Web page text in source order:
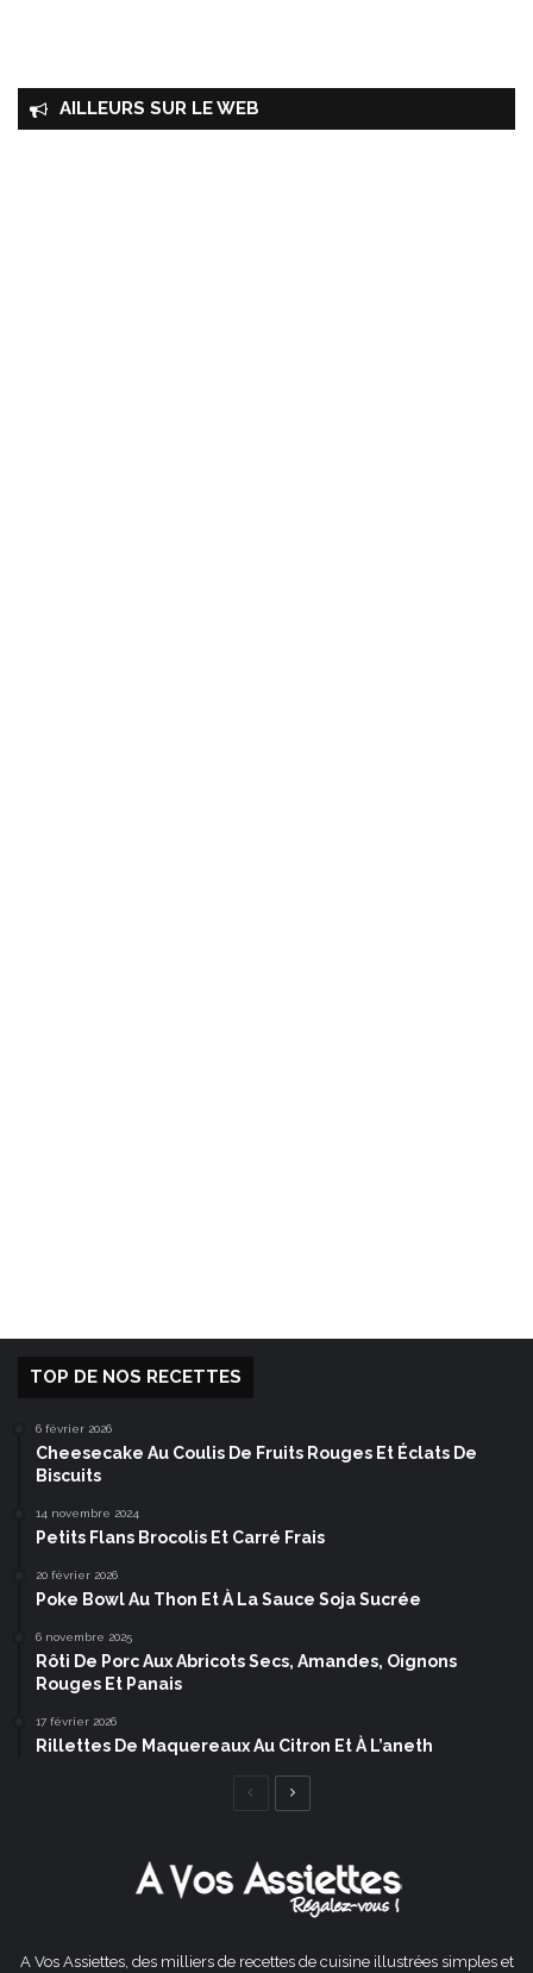
AILLEURS SUR LE WEB
TOP DE NOS RECETTES
6 février 2026
Cheesecake Au Coulis De Fruits Rouges Et Éclats De
Biscuits
14 novembre 2024
Petits Flans Brocolis Et Carré Frais
20 février 2026
Poke Bowl Au Thon Et À La Sauce Soja Sucrée
6 novembre 2025
Rôti De Porc Aux Abricots Secs, Amandes, Oignons
Rouges Et Panais
17 février 2026
Rillettes De Maquereaux Au Citron Et À L’aneth
Page
A Vos Assiettes, des milliers de recettes de cuisine illustrées simples et